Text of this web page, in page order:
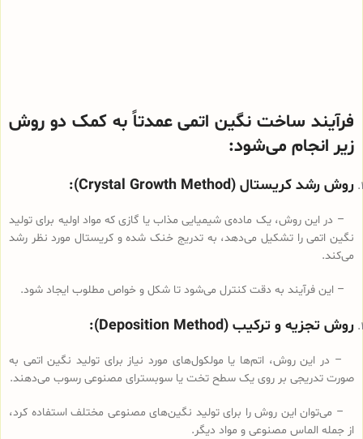
فرآیند ساخت نگین اتمی عمدتاً به کمک دو روش
زیر انجام می‌شود:
روش رشد کریستال (Crystal Growth Method):
– در این روش، یک ماده‌ی شیمیایی مذاب یا گازی که مواد اولیه برای تولید
نگین اتمی را تشکیل می‌دهد، به تدریج خنک شده و کریستال مورد نظر رشد
می‌کند.
– این فرآیند به دقت کنترل می‌شود تا شکل و خواص مطلوب ایجاد شود.
روش تجزیه و ترکیب (Deposition Method):
– در این روش، اتم‌ها یا مولکول‌های مورد نیاز برای تولید نگین اتمی به
صورت تدریجی بر روی یک سطح تخت یا سوبسترای مصنوعی رسوب می‌دهند.
– می‌توان این روش را برای تولید نگین‌های مصنوعی مختلف استفاده کرد،
از جمله الماس مصنوعی و مواد دیگر.